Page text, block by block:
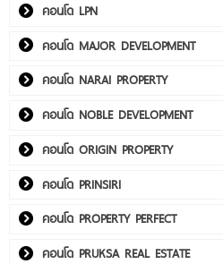
คอนโด LPN
คอนโด MAJOR DEVELOPMENT
คอนโด NARAI PROPERTY
คอนโด NOBLE DEVELOPMENT
คอนโด ORIGIN PROPERTY
คอนโด PRINSIRI
คอนโด PROPERTY PERFECT
คอนโด PRUKSA REAL ESTATE